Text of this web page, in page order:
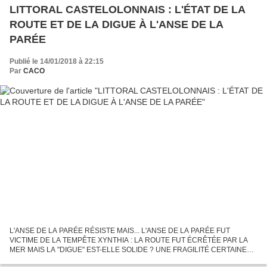
LITTORAL CASTELOLONNAIS : L'ÉTAT DE LA
ROUTE ET DE LA DIGUE À L'ANSE DE LA
PARÉE
Publié le 14/01/2018 à 22:15
Par CACO
L'ANSE DE LA PARÉE RÉSISTE MAIS... L'ANSE DE LA PARÉE FUT
VICTIME DE LA TEMPÊTE XYNTHIA : LA ROUTE FUT ÉCRÊTÉE PAR LA
MER MAIS LA "DIGUE" EST-ELLE SOLIDE ? UNE FRAGILITÉ CERTAINE